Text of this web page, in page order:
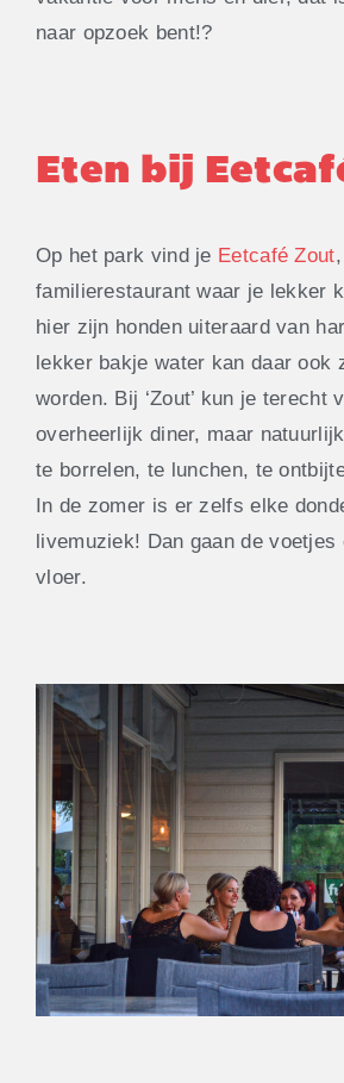
naar opzoek bent!?
Eten bij
Op het park vind je Eetcafé Zout
familierestaurant waar je lekker
hier zijn honden uiteraard van
lekker bakje water kan daar ook
worden. Bij ‘Zout’ kun je terecht
overheerlijk diner, maar
te borrelen, te lunchen, te
In de zomer is er zelfs elke
livemuziek! Dan gaan de voetjes
vloer.